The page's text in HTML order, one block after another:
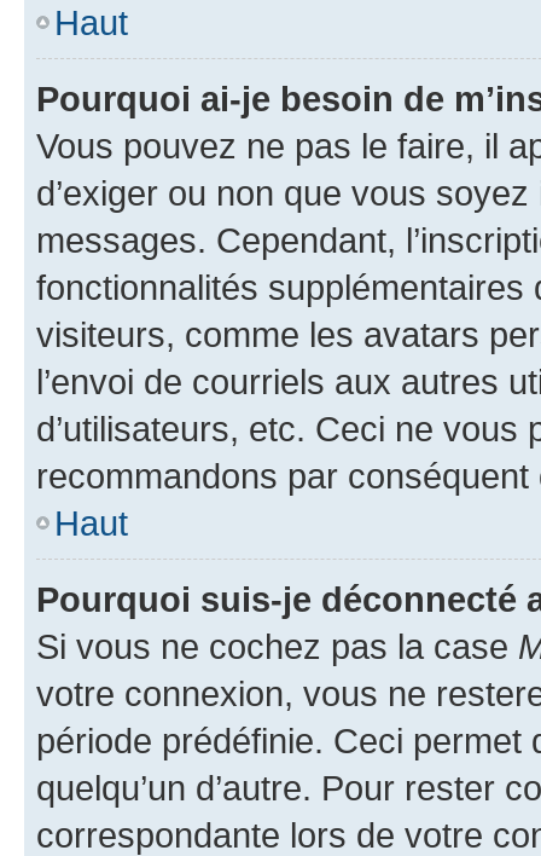
Haut
Pourquoi ai-je besoin de
Vous pouvez ne pas le faire, il
d’exiger ou non que vous
messages. Cependant,
fonctionnalités
visiteurs, comme les avatars
l’envoi de courriels aux autres
d’utilisateurs, etc. Ceci ne vous
recommandons par conséquent
Haut
Pourquoi suis-je déconnecté
Si vous ne cochez pas la case
votre connexion, vous ne
période prédéfinie. Ceci permet
quelqu’un d’autre. Pour rester
correspondante lors de votre